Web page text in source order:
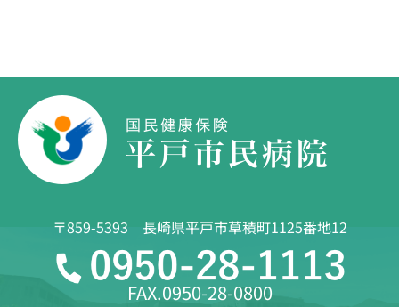
〒859-5393 長崎県平戸市草積町1125番地12
FAX.0950-28-0800